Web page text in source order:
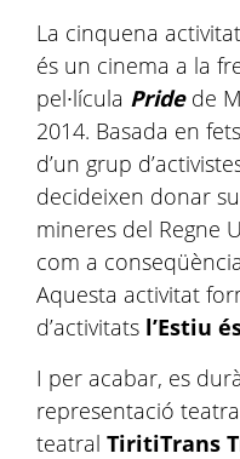
La cinquena
és un cinema a la
pel∙lícula Pridede
2014. Basada en
d’un grup
decideixen donar
mineres del Regne
com a
Aquesta activitat
d’activitats l’Estiu
I per acabar, es
representació
teatral TiritiTrans